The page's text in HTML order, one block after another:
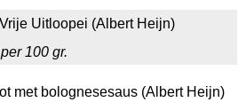
Uitloopei (Albert Heijn)
100 gr.
met bolognesesaus (Albert Heijn)